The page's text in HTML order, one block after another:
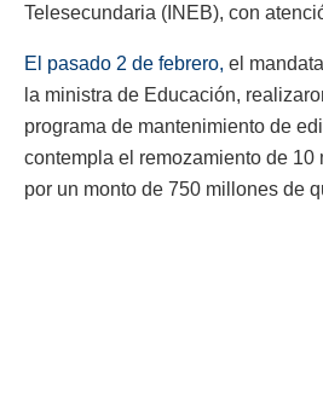
Telesecundaria (INEB), con
El pasado 2 de febrero, el
la ministra de Educación,
programa de mantenimiento de
contempla el remozamiento de 10
por un monto de 750 millones de